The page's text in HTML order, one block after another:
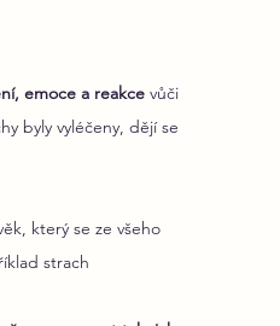
emoce a reakce vůči
byly vyléčeny, dějí se
který se ze všeho
strach